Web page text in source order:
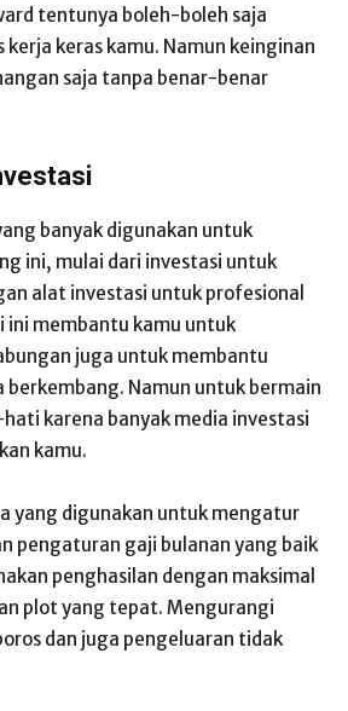
tentunya boleh-boleh saja
kerja keras kamu. Namun keinginan
saja tanpa benar-benar
banyak digunakan untuk
ini, mulai dari investasi untuk
alat investasi untuk profesional
ini membantu kamu untuk
juga untuk membantu
berkembang. Namun untuk bermain
karena banyak media investasi
kamu.
yang digunakan untuk mengatur
pengaturan gaji bulanan yang baik
penghasilan dengan maksimal
plot yang tepat. Mengurangi
dan juga pengeluaran tidak